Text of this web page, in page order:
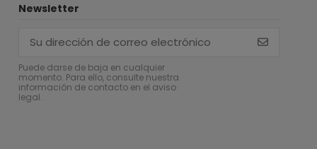
Newsletter
Puede darse de baja en cualquier
momento. Para ello, consulte nuestra
información de contacto en el aviso
legal.